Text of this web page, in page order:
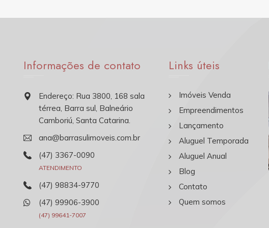
Informações de contato
Endereço: Rua 3800, 168 sala
térrea, Barra sul, Balneário
Camboriú, Santa Catarina.
ana@barrasulimoveis.com.br
(47) 3367-0090
ATENDIMENTO
(47) 98834-9770
(47) 99906-3900
(47) 99641-7007
Links úteis
Imóveis Venda
Empreendimentos
Lançamento
Aluguel Temporada
Aluguel Anual
Blog
Contato
Quem somos